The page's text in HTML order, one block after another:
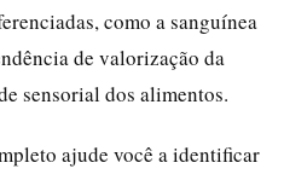
como a sanguínea
de valorização da
sensorial dos alimentos.
ajude você a identificar